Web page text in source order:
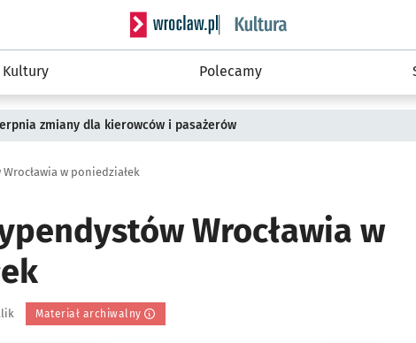
Serwis informacyjny wroclaw.pl podserwis:
Kultury Polecamy
zmiany dla kierowców i pasażerów
w poniedziałek
Wrocławia w
Materiał archiwalny